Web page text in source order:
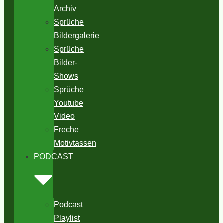
Archiv
Sprüche
Bildergalerie
Sprüche
Bilder-
Shows
Sprüche
Youtube
Video
Freche
Motivtassen
PODCAST
Podcast
Playlist